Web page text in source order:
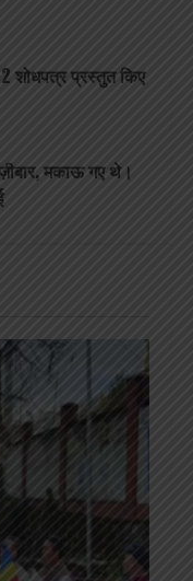
32 शोधपत्र प्रस्तुत किए
मकाऊ गए थे।